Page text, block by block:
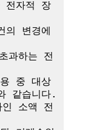
전자적 장
의 변경에
과하는 전
중 대상
같습니다.
소액 전